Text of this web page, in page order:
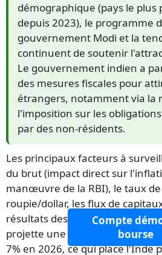
démographique (pays le plus
depuis 2023), le programme
gouvernement Modi et la
continuent de soutenir
Le gouvernement indien a
des mesures fiscales pour
étrangers, notamment via la
l'imposition sur les
par des non-résidents.
Les principaux facteurs à
du brut (impact direct sur
manœuvre de la RBI), le taux
roupie/dollar, les flux de
résultats des grandes
projette une croissance du PIB
7% en 2026, ce qui place l'Inde
Compte
bourse